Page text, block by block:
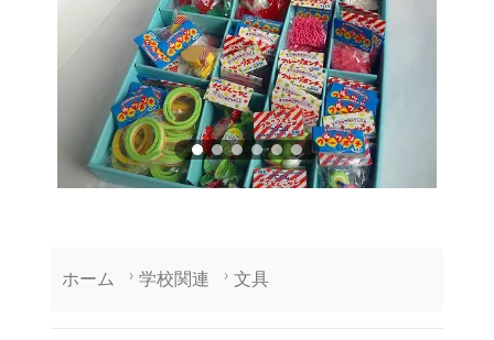
ホーム 学校関連 文具